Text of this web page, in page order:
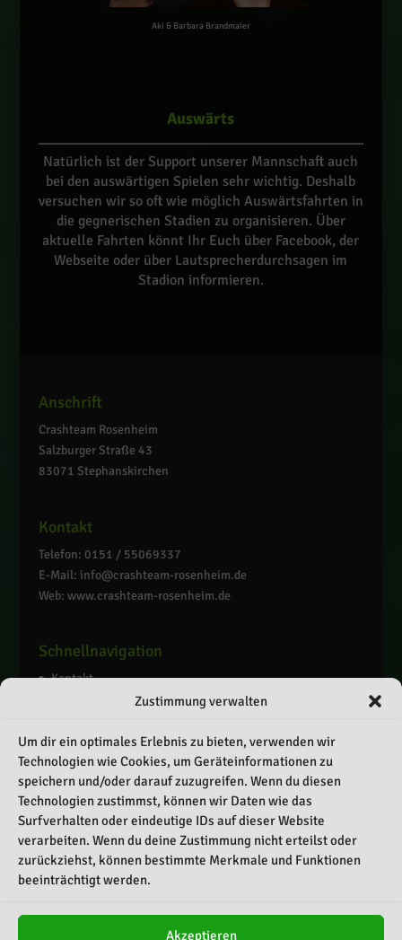
Zustimmung verwalten
Um dir ein optimales Erlebnis zu bieten, verwenden wir
Technologien wie Cookies, um Geräteinformationen zu
speichern und/oder darauf zuzugreifen. Wenn du diesen
Technologien zustimmst, können wir Daten wie das
Surfverhalten oder eindeutige IDs auf dieser Website
verarbeiten. Wenn du deine Zustimmung nicht erteilst oder
zurückziehst, können bestimmte Merkmale und Funktionen
beeinträchtigt werden.
Akzeptieren
Aki & Barbara Brandmaier
Auswärts
Natürlich ist der Support unserer Mannschaft auch
bei den auswärtigen Spielen sehr wichtig. Deshalb
versuchen wir so oft wie möglich Auswärtsfahrten in
die gegnerischen Stadien zu organisieren. Über
aktuelle Fahrten könnt Ihr Euch über Facebook, der
Webseite oder über Lautsprecherdurchsagen im
Stadion informieren.
Anschrift
Crashteam Rosenheim
Salzburger Straße 43
83071 Stephanskirchen
Kontakt
Telefon: 0151 / 55069337
E-Mail: info@crashteam-rosenheim.de
Web: www.crashteam-rosenheim.de
Schnellnavigation
Kontakt
Cookie-Richtlinie (EU)